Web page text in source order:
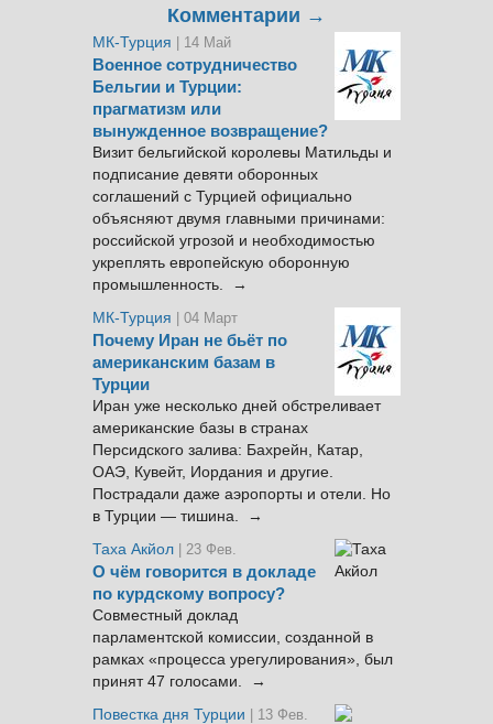
Комментарии →
МК-Турция | 14 Май
Военное сотрудничество
Бельгии и Турции:
прагматизм или
вынужденное возвращение?
Визит бельгийской королевы Матильды и
подписание девяти оборонных
соглашений с Турцией официально
объясняют двумя главными причинами:
российской угрозой и необходимостью
укреплять европейскую оборонную
промышленность. →
МК-Турция
| 04 Март
Почему Иран не бьёт по
американским базам в
Турции
Иран уже несколько дней обстреливает
американские базы в странах
Персидского залива: Бахрейн, Катар,
ОАЭ, Кувейт, Иордания и другие.
Пострадали даже аэропорты и отели. Но
в Турции — тишина. →
Таха Акйол | 23 Фев.
О чём говорится в докладе
по курдскому вопросу?
Совместный доклад
парламентской комиссии, созданной в
рамках «процесса урегулирования», был
принят 47 голосами. →
Повестка дня Турции
| 13 Фев.